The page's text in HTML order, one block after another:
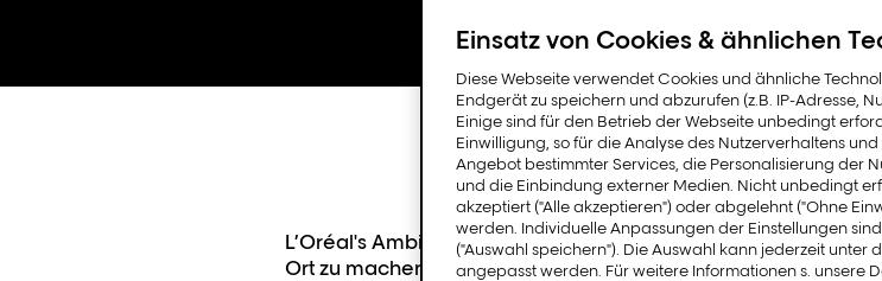
L’Oréal's Ambition ist es, ein beispielhafter
Ort zu machen. Wir legen großen Wert auf Ehrlichkeit und
Einsatz von Cookies & ähnlichen
Diese Webseite verwendet Cookies und ähnliche
Endgerät zu speichern und abzurufen (z.B. IP-Adresse,
Einige sind für den Betrieb der Webseite unbedingt
Einwilligung, so für die Analyse des Nutzerverhaltens
Angebot bestimmter Services, die Personalisierung der
und die Einbindung externer Medien. Nicht unbedingt
akzeptiert ("Alle akzeptieren") oder abgelehnt ("Ohne
werden. Individuelle Anpassungen der Einstellungen
("Auswahl speichern"). Die Auswahl kann jederzeit unter
angepasst werden. Für weitere Informationen s. unsere